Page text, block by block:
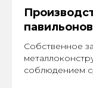
павильонов
Собственное
соблюдением